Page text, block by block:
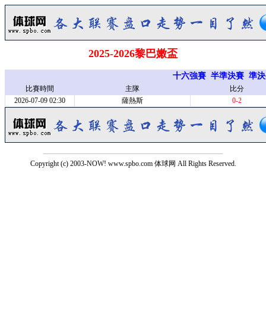
2025-2026黎巴嫩盃
十六強賽 半準決賽 準
比賽時間 主隊
比分
2026-07-09 02:30
薩熱斯 0-2
Copyright (c) 2003-NOW! www.spbo.com 体球网 All Rights Reserved.